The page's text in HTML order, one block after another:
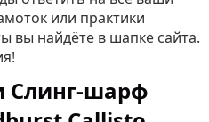
или практики
найдёте в шапке сайта.
Слинг-шарф